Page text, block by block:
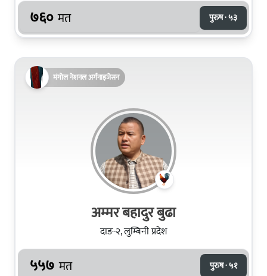
७६० मत पुरुष · ५३
मंगोल नेशनल अर्गनाइजेसन
अम्मर बहादुर बुढा
दाङ-२, लुम्बिनी प्रदेश
५५७ मत पुरुष · ५१